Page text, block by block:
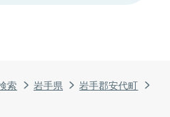
索 岩手県
岩手郡安代町